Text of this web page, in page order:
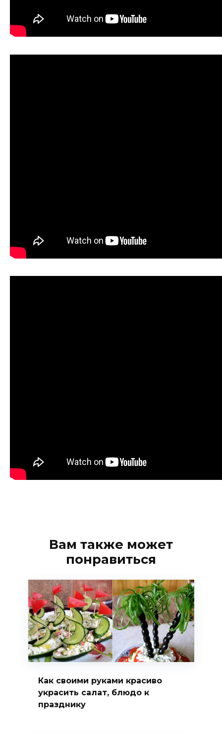
Вам также может
понравиться
Как своими руками красиво
украсить салат, блюдо к
празднику